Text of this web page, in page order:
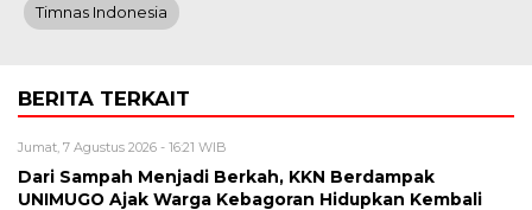
Timnas Indonesia
BERITA TERKAIT
Jumat, 7 Agustus 2026 - 16:21 WIB
Dari Sampah Menjadi Berkah, KKN Berdampak
UNIMUGO Ajak Warga Kebagoran Hidupkan Kembali